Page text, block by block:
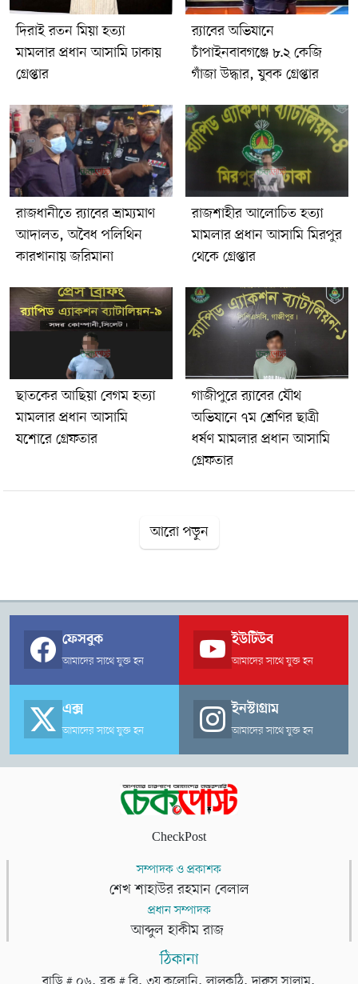
দিরাই রতন মিয়া হত্যা
মামলার প্রধান আসামি ঢাকায়
গ্রেপ্তার
র‍্যাবের অভিযানে
চাঁপাইনবাবগঞ্জে ৮.২ কেজি
গাঁজা উদ্ধার, যুবক গ্রেপ্তার
রাজধানীতে র‍্যাবের ভ্রাম্যমাণ
আদালত, অবৈধ পলিথিন
কারখানায় জরিমানা
রাজশাহীর আলোচিত হত্যা
মামলার প্রধান আসামি মিরপুর
থেকে গ্রেপ্তার
ছাতকের আছিয়া বেগম হত্যা
মামলার প্রধান আসামি
যশোরে গ্রেফতার
গাজীপুরে র‌্যাবের যৌথ
অভিযানে ৭ম শ্রেণির ছাত্রী
ধর্ষণ মামলার প্রধান আসামি
গ্রেফতার
আরো পড়ুন
ফেসবুক
আমাদের সাথে যুক্ত হন
ইউটিউব
আমাদের সাথে যুক্ত হন
এক্স
আমাদের সাথে যুক্ত হন
ইনস্টাগ্রাম
আমাদের সাথে যুক্ত হন
CheckPost
সম্পাদক ও প্রকাশক
শেখ শাহাউর রহমান বেলাল
প্রধান সম্পাদক
আব্দুল হাকীম রাজ
ঠিকানা